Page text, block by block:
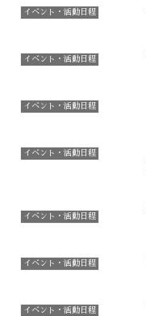
イベント・活動日程
イベント・活動日程
イベント・活動日程
イベント・活動日程
イベント・活動日程
イベント・活動日程
イベント・活動日程